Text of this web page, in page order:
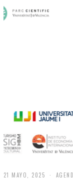
21 MAYO, 2025